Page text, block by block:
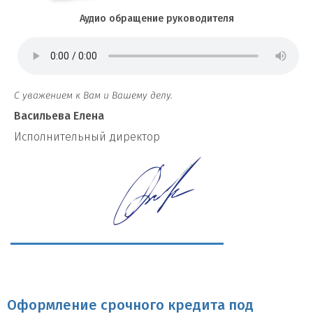
Аудио обращение руководителя
С уважением к Вам и Вашему делу.
Васильева Елена
И сполнительный директор
Оформление срочного кредита под